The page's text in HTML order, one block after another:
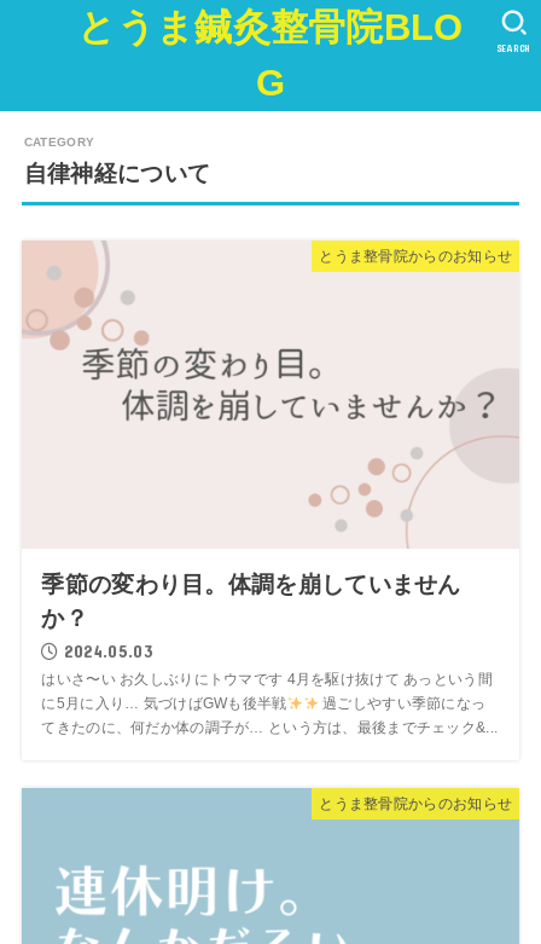
とうま鍼灸整骨院BLO
G
SEARCH
自律神経について
とうま整骨院からのお知らせ
季節の変わり目。体調を崩していません
か？
2024.05.03
はいさ〜い お久しぶりにトウマです 4月を駆け抜けて あっという間
に5月に入り… 気づけばGWも後半戦
過ごしやすい季節になっ
てきたのに、何だか体の調子が… という方は、最後までチェック&...
とうま整骨院からのお知らせ